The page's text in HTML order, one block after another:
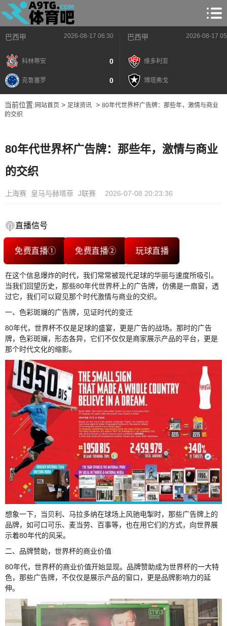
巴西甲 2026-08-17 06:30
科林蒂安 0
克鲁塞罗 0
巴西甲 2026-08-17
维多利亚
博塔弗戈
当前位置: 网站首页> 足球资讯> 80年代世界杯广告牌：那些年，激情与商业
的交织
80年代世界杯广告牌：那些年，激情与商业
的交织
上海赛 皇马与赫塔菲 J联赛 2026-07-08 20:23:36
直播信号
免费直播① 免费直播② 玩球直播
在这个信息爆炸的时代，我们常常被现代足球的华丽与速度所吸引。
当我们回望历史，那些80年代世界杯上的广告牌，仿佛是一扇窗，透
过它，我们可以窥见那个时代激情与商业的交织。
一、色彩斑斓的广告牌，见证时代的变迁
80年代，世界杯不仅是足球的盛宴，更是广告的战场。那时的广告
牌，色彩斑斓，形态各异，它们不仅仅是商家展示产品的平台，更是
那个时代文化的缩影。
想象一下，当贝利、马拉多纳在球场上风驰电掣时，那些广告牌上的
品牌，如可口可乐、麦当劳、百事等，也在用它们的方式，向世界展
示着80年代的风采。
二、品牌赞助，世界杯的商业价值
80年代，世界杯的商业价值开始显现。品牌赞助成为世界杯的一大特
色，那些广告牌，不仅仅是展示产品的窗口，更是品牌影响力的延
伸。